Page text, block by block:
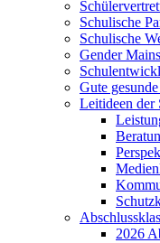
Schulische
Schulische
Gender
Gute
Leitideen der
2026